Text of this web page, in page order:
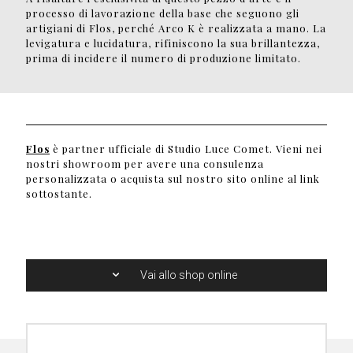
processo di lavorazione della base che seguono gli
artigiani di Flos, perché Arco K è realizzata a mano. La
levigatura e lucidatura, rifiniscono la sua brillantezza,
prima di incidere il numero di produzione limitato.
Flos è partner ufficiale di Studio Luce Comet. Vieni nei
nostri showroom per avere una consulenza
personalizzata o acquista sul nostro sito online al link
sottostante.
Vai allo shop online